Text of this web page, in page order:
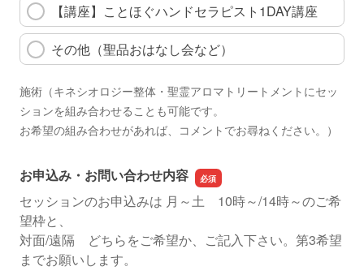
【講座】ことほぐハンドセラピスト1DAY講座
その他（聖品おはなし会など）
施術（キネシオロジー整体・聖霊アロマトリートメントにセッ
ションを組み合わせることも可能です。
お希望の組み合わせがあれば、コメントでお尋ねください。）
お申込み・お問い合わせ内容
セッションのお申込みは 月～土 10時～/14時～のご希
望枠と、
対面/遠隔 どちらをご希望か、ご記入下さい。第3希望
までお願いします。